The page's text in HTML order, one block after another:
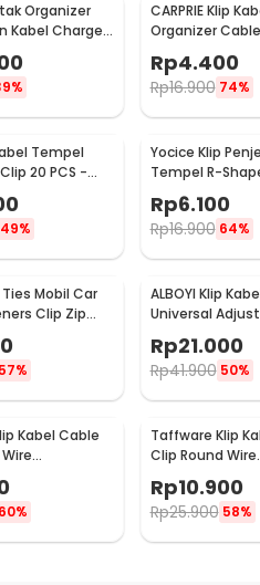
Organizer
Kabel Charger
CARPRIE Klip
Organizer Cable
XK001
Rp4.400
Rp16.900 74%
Tempel
20 PCS -
49%
Yocice Klip
Tempel R-
Organizer 20
Rp6.100
Rp16.900 64%
Mobil Car
Clip Zip
57%
ALBOYI Klip
Universal
Rp21.000
Rp41.900 50%
Kabel Cable
- YQ801
60%
Taffware Klip
Clip Round Wire
100PCS 16mm -
Rp10.900
Rp25.900 58%